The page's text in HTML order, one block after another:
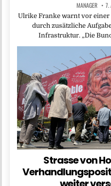
MANAGER 7.
Ulrike Franke warnt vor
durch zusätzliche
Infrastruktur. „Die
Strasse von